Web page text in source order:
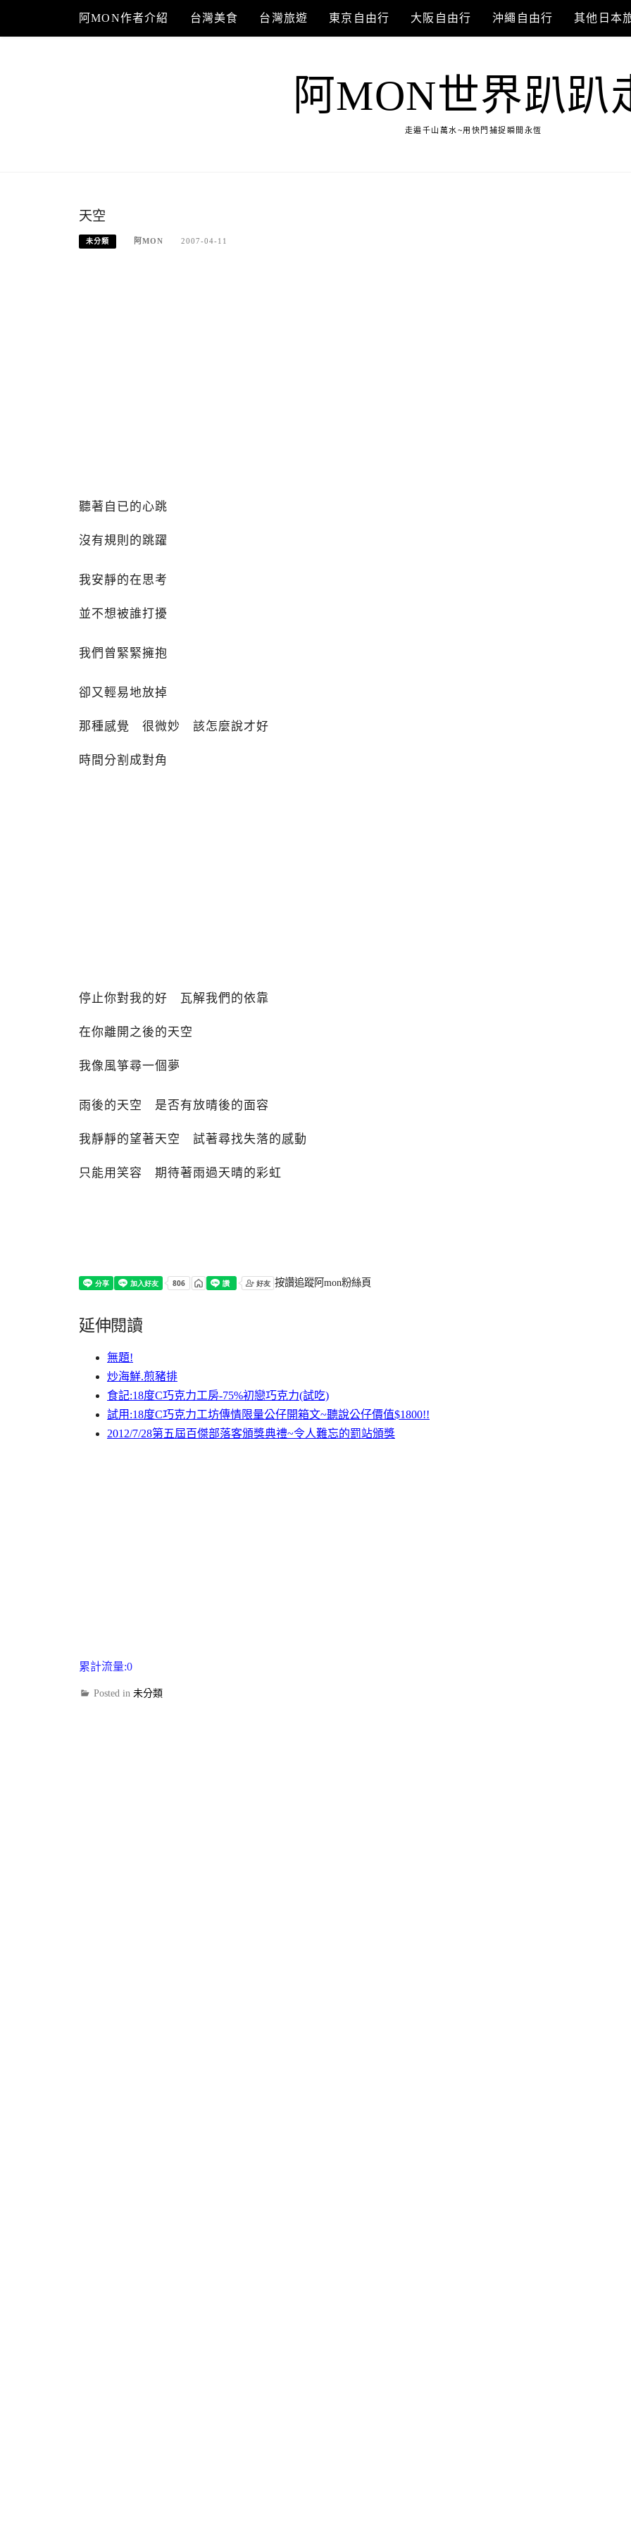
content
阿MON作者介紹 台灣美食 台灣旅遊 東京自由行 大阪自由行 沖繩自由行 其他日本
阿MON世界趴趴
走遍千山萬水~用快門捕捉瞬間永恆
天空
未分類 阿MON 2007-04-11
聽著自已的心跳
沒有規則的跳躍
我安靜的在思考
並不想被誰打擾
我們曾緊緊擁抱
卻又輕易地放掉
那種感覺 很微妙 該怎麼說才好
時間分割成對角
停止你對我的好 瓦解我們的依靠
在你離開之後的天空
我像風箏尋一個夢
雨後的天空 是否有放晴後的面容
我靜靜的望著天空 試著尋找失落的感動
只能用笑容 期待著雨過天晴的彩虹
按讚追蹤阿mon粉絲頁
延伸閱讀
無題!
炒海鮮.煎豬排
食記:18度C巧克力工房-75%初戀巧克力(試吃)
試用:18度C巧克力工坊傳情限量公仔開箱文~聽說公仔價值$1800!!
2012/7/28第五屆百傑部落客頒獎典禮~令人難忘的罰站頒獎
累計流量:0
Posted in 未分類